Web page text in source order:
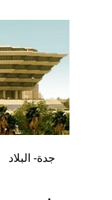
جدة- البلاد